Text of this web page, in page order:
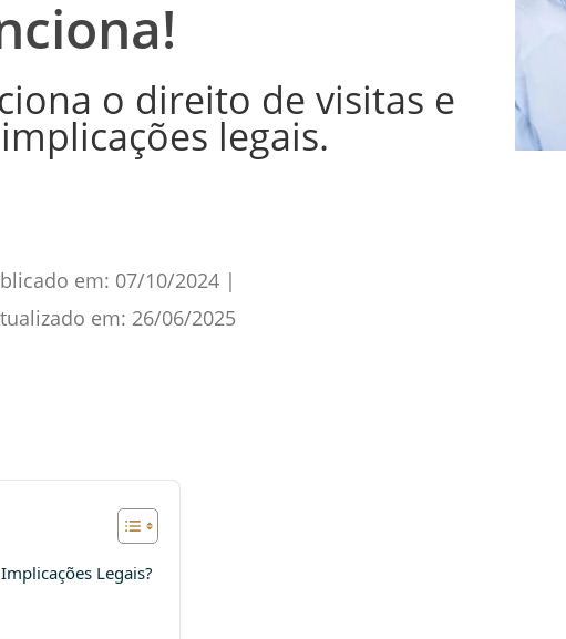
o direito de visitas e
legais.
em: 07/10/2024 |
em: 26/06/2025
Legais?